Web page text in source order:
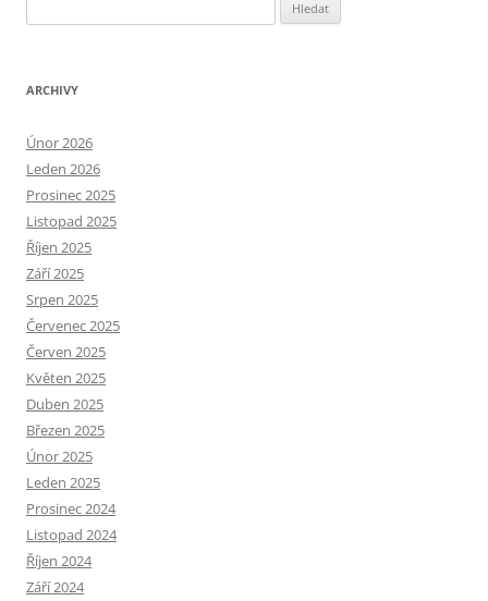
ARCHIVY
Únor 2026
Leden 2026
Prosinec 2025
Listopad 2025
Říjen 2025
Září 2025
Srpen 2025
Červenec 2025
Červen 2025
Květen 2025
Duben 2025
Březen 2025
Únor 2025
Leden 2025
Prosinec 2024
Listopad 2024
Říjen 2024
Září 2024